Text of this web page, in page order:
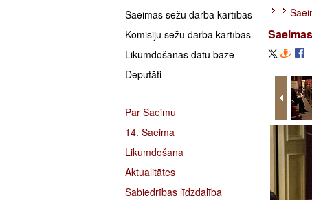
Saeimas sēžu darba kārtības
Komisiju sēžu darba kārtības
Likumdošanas datu bāze
Deputāti
Par Saeimu
14. Saeima
Likumdošana
Aktualitātes
Sabiedrības līdzdalība